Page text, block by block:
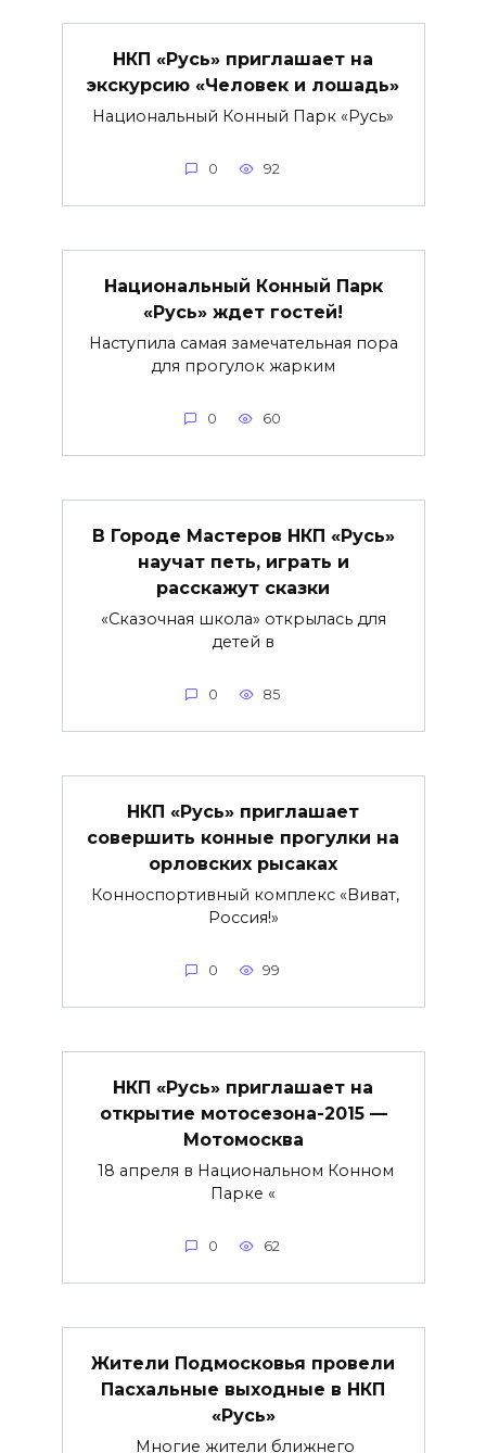
НКП «Русь» приглашает на
экскурсию «Человек и лошадь»
Национальный Конный Парк «Русь»
0 92
Национальный Конный Парк
«Русь» ждет гостей!
Наступила самая замечательная пора
для прогулок жарким
0 60
В Городе Мастеров НКП «Русь»
научат петь, играть и
расскажут сказки
«Сказочная школа» открылась для
детей в
0 85
НКП «Русь» приглашает
совершить конные прогулки на
орловских рысаках
Конноспортивный комплекс «Виват,
Россия!»
0 99
НКП «Русь» приглашает на
открытие мотосезона-2015 —
Мотомосква
18 апреля в Национальном Конном
Парке «
0 62
Жители Подмосковья провели
Пасхальные выходные в НКП
«Русь»
Многие жители ближнего